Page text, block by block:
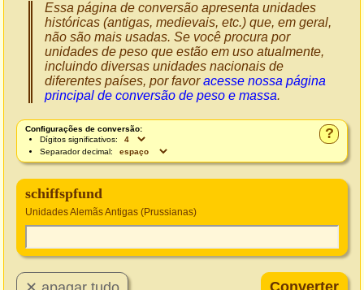
Essa página de conversão apresenta unidades
históricas (antigas, medievais, etc.) que, em geral,
não são mais usadas. Se você procura por
unidades de peso que estão em uso atualmente,
incluindo diversas unidades nacionais de
diferentes países, por favoracesse nossa página
principal de conversão de peso e massa.
?
Configurações de conversão:
Dígitos significativos:
Separador decimal:
schiffspfund
Unidades Alemãs Antigas (Prussianas)